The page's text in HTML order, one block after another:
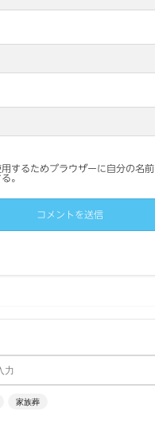
するためブラウザーに自分の名
。
家族葬